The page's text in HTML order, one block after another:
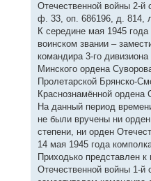
Отечественной войны 2-
ф. 33, оп. 686196, д. 814,
К середине мая 1945
воинском звании –
командира 3-го дивизиона
Минского ордена
Пролетарской Брянско-
Краснознамённой ордена
На данный период
не были вручены ни
степени, ни орден
14 мая 1945 года
Приходько представлен
Отечественной войны 1-й